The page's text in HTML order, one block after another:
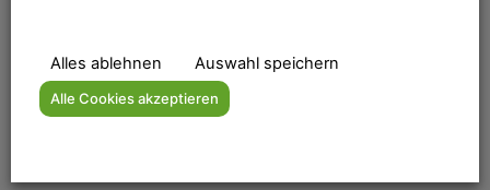
Home
The Ancofer range
Company
Alles ablehnen Auswahl speichern
Alle Cookies akzeptieren